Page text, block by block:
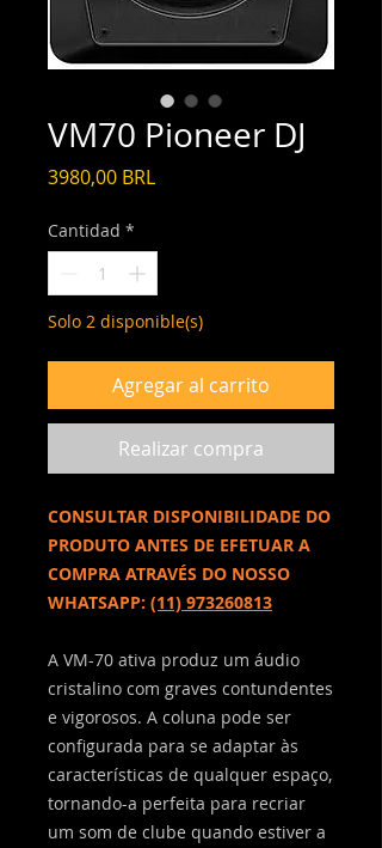
VM70 Pioneer DJ
3980,00 BRLPrecio
Cantidad *
Solo 2 disponible(s)
Agregar al carrito
Realizar compra
CONSULTAR DISPONIBILIDADE DO
PRODUTO ANTES DE EFETUAR A
COMPRA ATRAVÉS DO NOSSO
WHATSAPP: (11) 973260813
A VM-70 ativa produz um áudio
cristalino com graves contundentes
e vigorosos. A coluna pode ser
configurada para se adaptar às
características de qualquer espaço,
tornando-a perfeita para recriar
um som de clube quando estiver a